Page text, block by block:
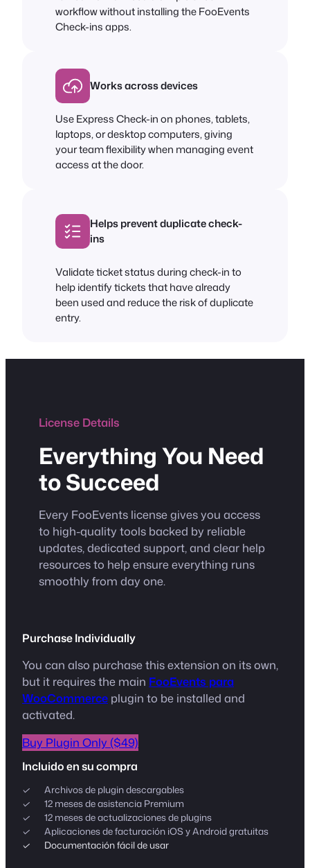
workflow without installing the FooEvents
Check-ins apps.
Works across devices
Use Express Check-in on phones, tablets,
laptops, or desktop computers, giving
your team flexibility when managing event
access at the door.
Helps prevent duplicate check-
ins
Validate ticket status during check-in to
help identify tickets that have already
been used and reduce the risk of duplicate
entry.
License Details
Everything You Need
to Succeed
Every FooEvents license gives you access
to high-quality tools backed by reliable
updates, dedicated support, and clear help
resources to help ensure everything runs
smoothly from day one.
Purchase Individually
You can also purchase this extension on its own,
but it requires the main FooEvents para
WooCommerce plugin to be installed and
activated.
Buy Plugin Only ($49)
Incluido en su compra
Archivos de plugin descargables
12 meses de asistencia Premium
12 meses de actualizaciones de plugins
Aplicaciones de facturación iOS y Android gratuitas
Documentación fácil de usar